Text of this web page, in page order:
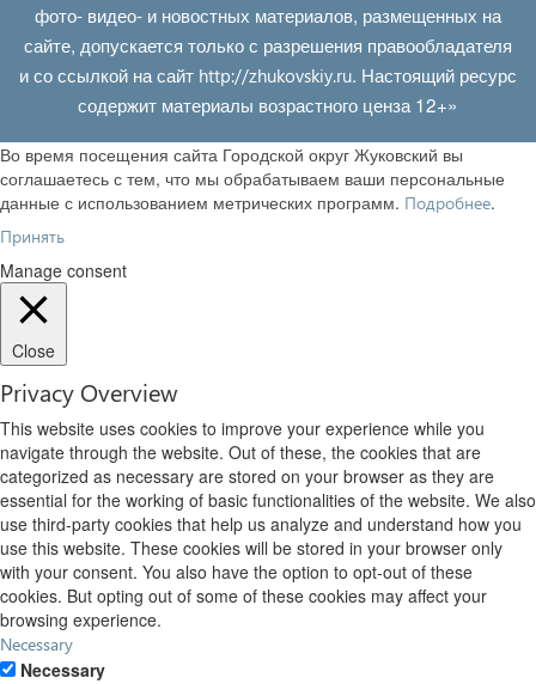
фото- видео- и новостных материалов, размещенных на
сайте, допускается только с разрешения правообладателя
и со ссылкой на сайт http://zhukovskiy.ru. Настоящий ресурс
содержит материалы возрастного ценза 12+»
Во время посещения сайта Городской округ Жуковский вы
соглашаетесь с тем, что мы обрабатываем ваши персональные
данные с использованием метрических программ. Подробнее.
Принять
Manage consent
Close
Privacy Overview
This website uses cookies to improve your experience while you
navigate through the website. Out of these, the cookies that are
categorized as necessary are stored on your browser as they are
essential for the working of basic functionalities of the website. We also
use third-party cookies that help us analyze and understand how you
use this website. These cookies will be stored in your browser only
with your consent. You also have the option to opt-out of these
cookies. But opting out of some of these cookies may affect your
browsing experience.
Necessary
Necessary